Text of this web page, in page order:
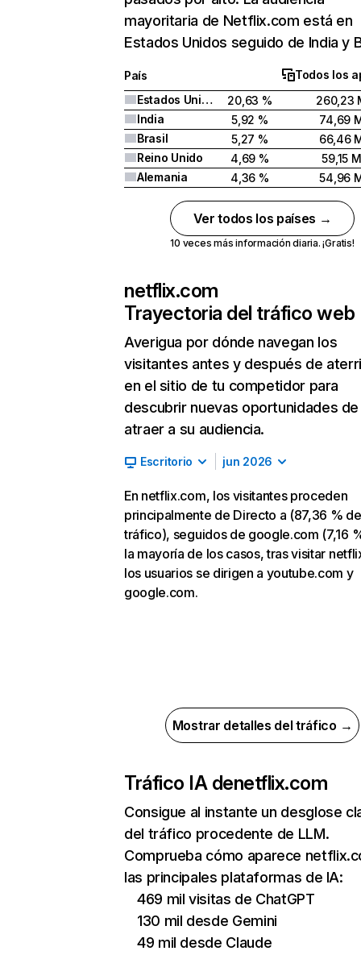
mayoritaria de Netflix.com está en
Estados Unidos seguido de India y
País
Todos los
Estados Unidos
20,63 %
260,23
India
5,92 %
74,69
Brasil
5,27 %
66,46
Reino Unido
4,69 %
59,15 M
Alemania
4,36 % 54,96
Ver todos los países →
10 veces más información diaria. ¡Gratis!
netflix.com
Trayectoria del tráfico web
Averigua por dónde navegan los
visitantes antes y después de
en el sitio de tu competidor para
descubrir nuevas oportunidades de
atraer a su audiencia.
Escritorio jun 2026
En netflix.com, los visitantes proceden
principalmente de Directo a (87,36 % de
tráfico), seguidos de google.com (7,16
la mayoría de los casos, tras visitar
los usuarios se dirigen a youtube.com y
google.com.
Mostrar detalles del tráfico →
Tráfico IA denetflix.com
Consigue al instante un desglose
del tráfico procedente de LLM.
Comprueba cómo aparece
las principales plataformas de IA:
469 mil visitas de ChatGPT
130 mil desde Gemini
49 mil desde Claude